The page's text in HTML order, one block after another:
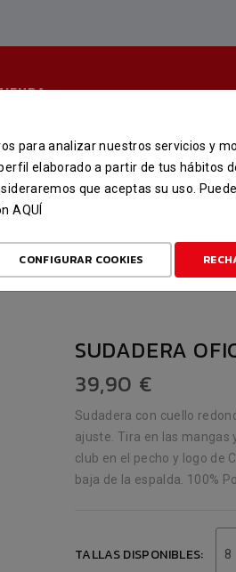
ROJA
25-26
SUDADERA
39,90 €
Sudadera con cuello
ajuste. Tira en las mangas
club en el pecho y logo de
baja de la espalda. 100%
TALLAS DISPONIBLES: 8
para analizar nuestros servicios y
elaborado a partir de tus hábitos
que aceptas su uso.
AQUÍ
CONFIGURAR COOKIES